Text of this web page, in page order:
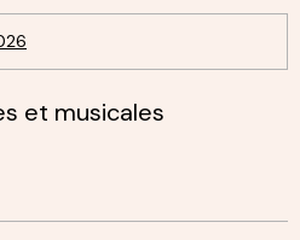
et musicales